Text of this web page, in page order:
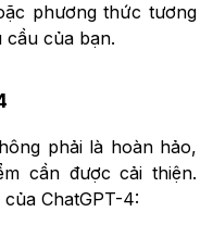
phương thức tương
của bạn.
phải là hoàn hảo,
cần được cải thiện.
ChatGPT-4: